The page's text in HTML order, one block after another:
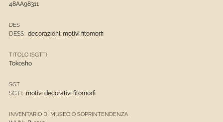
48AA98311
DES
DESS: decorazioni: motivi fitomorfi
TITOLO (SGTT)
Tokosho
SGT
SGTI: motivi decorativi fitomorfi
INVENTARIO DI MUSEO O SOPRINTENDENZA